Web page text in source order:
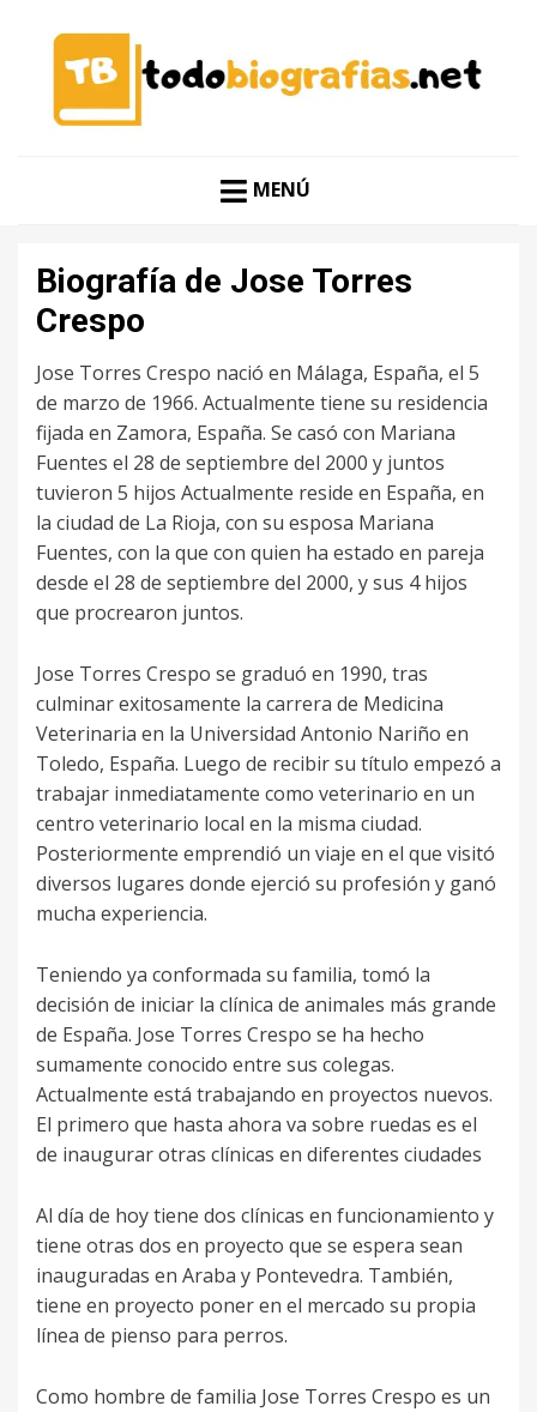
TODO BIOGRAFÍAS
MENÚ
Biografía de Jose Torres
Crespo
Jose Torres Crespo nació en Málaga, España, el 5
de marzo de 1966. Actualmente tiene su residencia
fijada en Zamora, España. Se casó con Mariana
Fuentes el 28 de septiembre del 2000 y juntos
tuvieron 5 hijos Actualmente reside en España, en
la ciudad de La Rioja, con su esposa Mariana
Fuentes, con la que con quien ha estado en pareja
desde el 28 de septiembre del 2000, y sus 4 hijos
que procrearon juntos.
Jose Torres Crespo se graduó en 1990, tras
culminar exitosamente la carrera de Medicina
Veterinaria en la Universidad Antonio Nariño en
Toledo, España. Luego de recibir su título empezó a
trabajar inmediatamente como veterinario en un
centro veterinario local en la misma ciudad.
Posteriormente emprendió un viaje en el que visitó
diversos lugares donde ejerció su profesión y ganó
mucha experiencia.
Teniendo ya conformada su familia, tomó la
decisión de iniciar la clínica de animales más grande
de España. Jose Torres Crespo se ha hecho
sumamente conocido entre sus colegas.
Actualmente está trabajando en proyectos nuevos.
El primero que hasta ahora va sobre ruedas es el
de inaugurar otras clínicas en diferentes ciudades
Al día de hoy tiene dos clínicas en funcionamiento y
tiene otras dos en proyecto que se espera sean
inauguradas en Araba y Pontevedra. También,
tiene en proyecto poner en el mercado su propia
línea de pienso para perros.
Como hombre de familia Jose Torres Crespo es un